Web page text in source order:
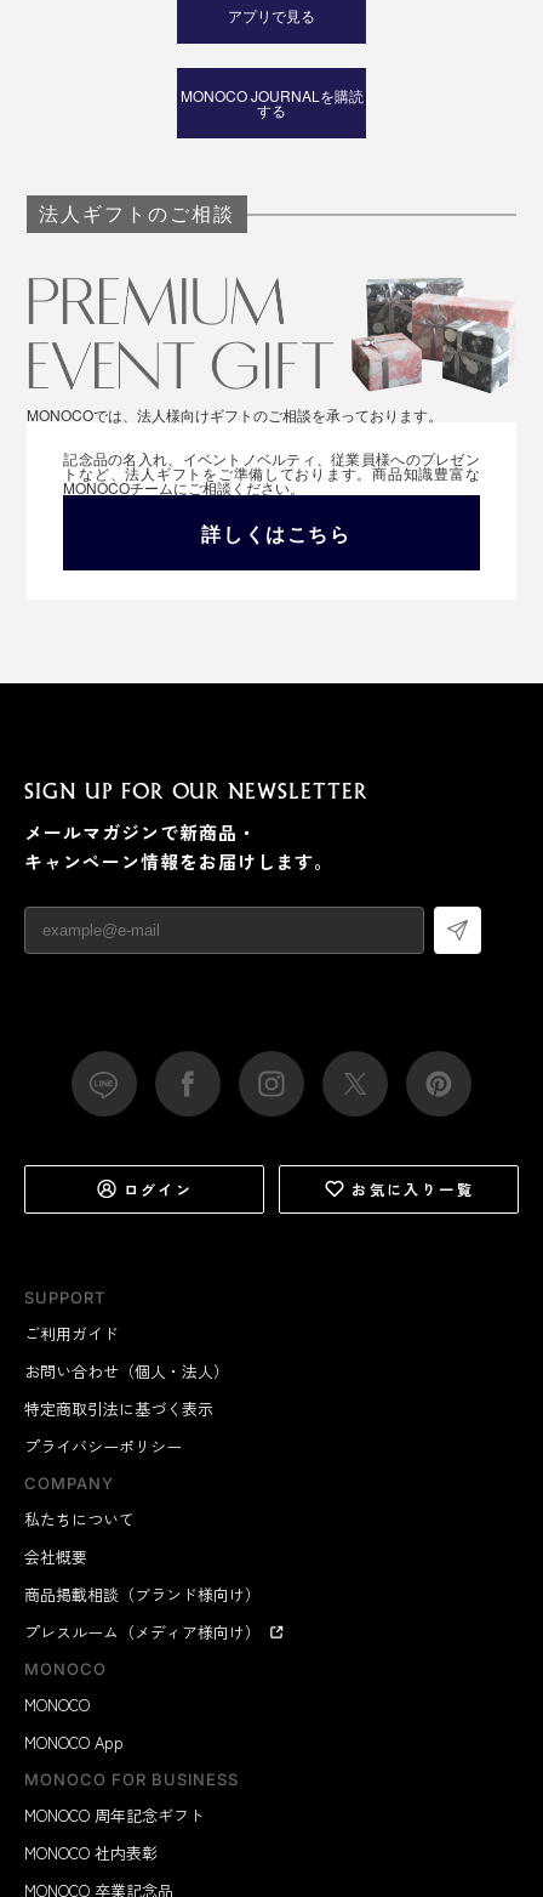
アプリで見る
MONOCO JOURNALを購読
する
法人ギフトのご相談
MONOCOでは、法人様向けギフトのご相談を承っております。
記念品の名入れ、イベントノベルティ、従業員様へのプレゼン
トなど、法人ギフトをご準備しております。商品知識豊富な
MONOCOチームにご相談ください。
詳しくはこちら
SUPPORT
ご利用ガイド
お問い合わせ（個人・法人）
特定商取引法に基づく表示
プライバシーポリシー
COMPANY
私たちについて
会社概要
商品掲載相談（ブランド様向け）
プレスルーム（メディア様向け）
MONOCO
MONOCO
MONOCO App
MONOCO FOR BUSINESS
MONOCO 周年記念ギフト
MONOCO 社内表彰
MONOCO 卒業記念品
SIGN UP FOR OUR NEWSLETTER
メールマガジンで新商品・
キャンペーン情報をお届けします。
ログイン お気に入り一覧